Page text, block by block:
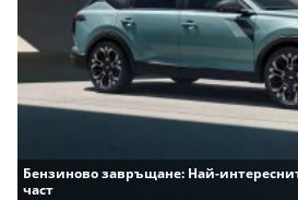
Бензиново завръщане: Най-
част